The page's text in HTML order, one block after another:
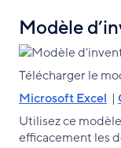
Modèle
Télécharger le
Microsoft Excel |
Utilisez ce
efficacement les